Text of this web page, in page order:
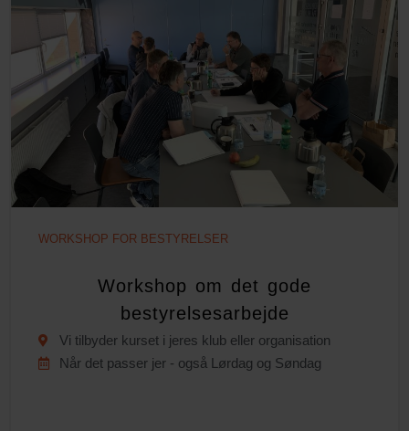
WORKSHOP FOR BESTYRELSER
Workshop om det gode
bestyrelsesarbejde
Vi tilbyder kurset i jeres klub eller organisation
Når det passer jer - også Lørdag og Søndag